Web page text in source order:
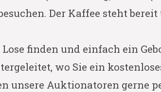
Der Kaffee steht
finden und einfach ein
wo Sie ein
unsere Auktionatoren gerne